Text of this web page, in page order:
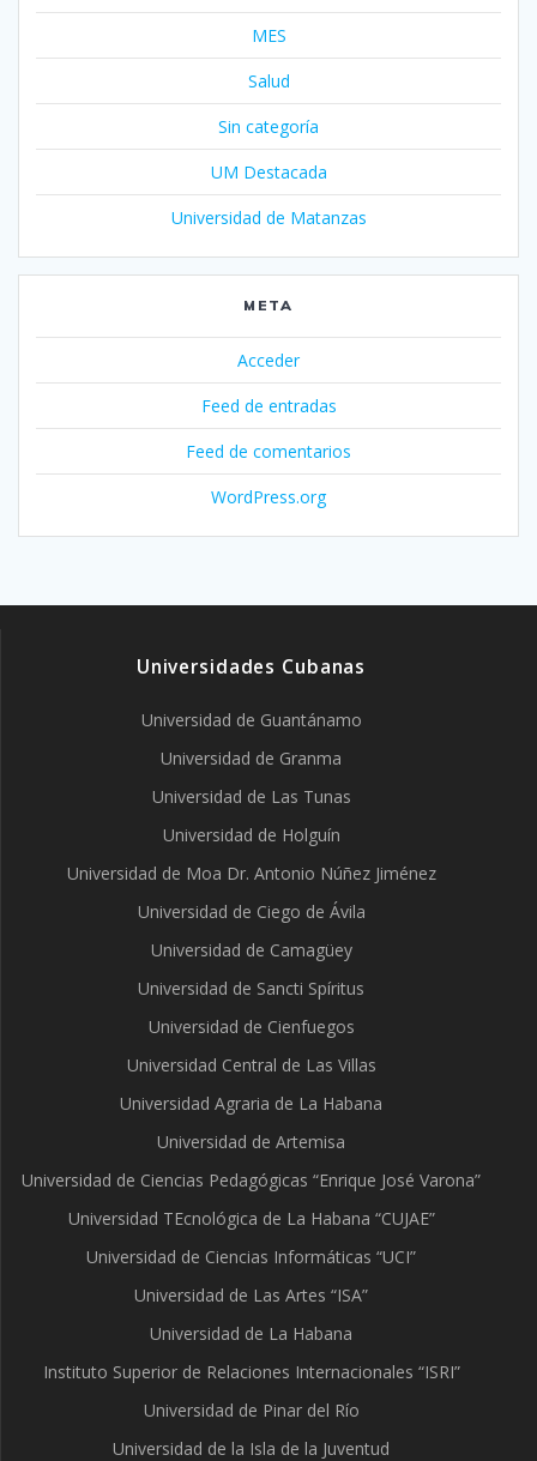
MES
Salud
Sin categoría
UM Destacada
Universidad de Matanzas
META
Acceder
Feed de entradas
Feed de comentarios
WordPress.org
Universidades Cubanas
Universidad de Guantánamo
Universidad de Granma
Universidad de Las Tunas
Universidad de Holguín
Universidad de Moa Dr. Antonio Núñez Jiménez
Universidad de Ciego de Ávila
Universidad de Camagüey
Universidad de Sancti Spíritus
Universidad de Cienfuegos
Universidad Central de Las Villas
Universidad Agraria de La Habana
Universidad de Artemisa
Universidad de Ciencias Pedagógicas “Enrique José Varona”
Universidad TEcnológica de La Habana “CUJAE”
Universidad de Ciencias Informáticas “UCI”
Universidad de Las Artes “ISA”
Universidad de La Habana
Instituto Superior de Relaciones Internacionales “ISRI”
Universidad de Pinar del Río
Universidad de la Isla de la Juventud